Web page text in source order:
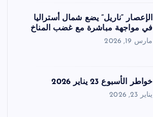
الإعصار “ناريل” يضع شمال أستراليا
في مواجهة مباشرة مع غضب المناخ
مارس 19, 2026
خواطر الأسبوع 23 يناير 2026
يناير 23, 2026